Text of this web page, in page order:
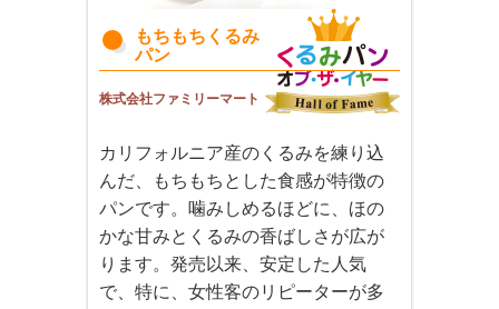
もちもちくるみ
パン
株式会社ファミリーマート
カリフォルニア産のくるみを練り込
んだ、もちもちとした食感が特徴の
パンです。噛みしめるほどに、ほの
かな甘みとくるみの香ばしさが広が
ります。発売以来、安定した人気
で、特に、女性客のリピーターが多